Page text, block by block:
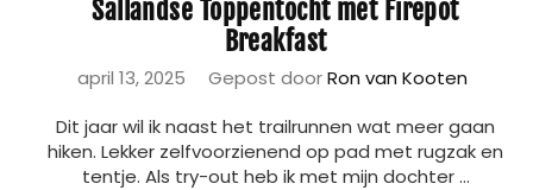
Sallandse Toppentocht met Firepot
Breakfast
april 13, 2025 Gepost doorRon van Kooten
Dit jaar wil ik naast het trailrunnen wat meer gaan
hiken. Lekker zelfvoorzienend op pad met rugzak en
tentje. Als try-out heb ik met mijn dochter ...